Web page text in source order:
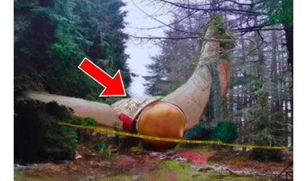
LAV
Ljubav
Lavovima dolazi romantičan period. Strast se vraća, a
slobodni Lavovi mogu započeti vezu koja brzo napreduje.
Ako ste u vezi, partner pokazuje više pažnje nego ranije.
Posao